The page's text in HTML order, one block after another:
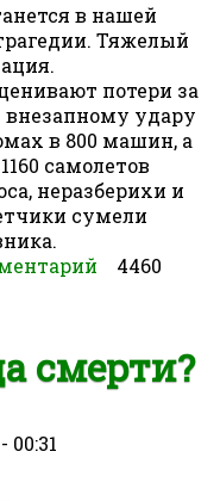
в нашей
Тяжелый
потери за
внезапному удару
в 800 машин, а
самолетов
неразберихи и
сумели
летчиков4460
смерти?
00:31